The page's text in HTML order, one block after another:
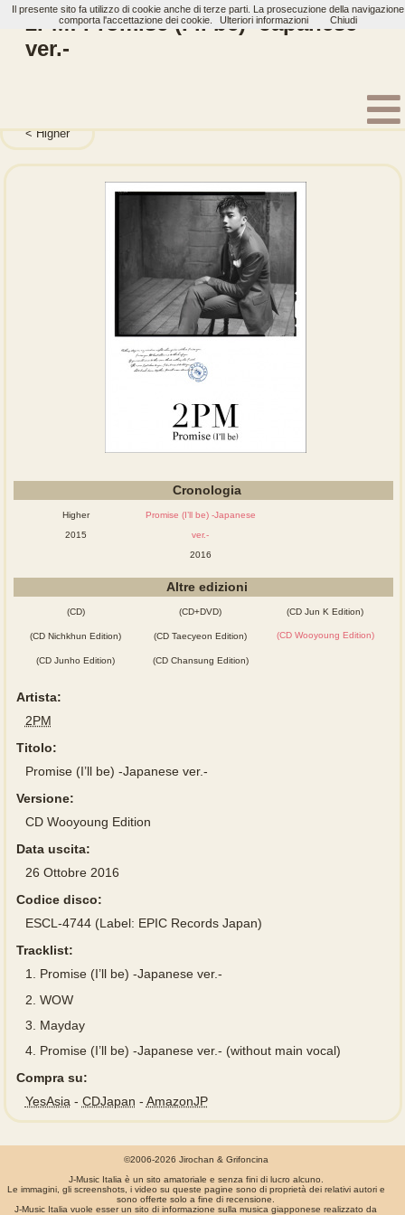
2PM: Promise (I’ll be) -Japanese
ver.-
Higher
Cronologia
Higher
2015
Promise (I’ll be) -Japanese
ver.-
2016
Altre edizioni
(CD) (CD+DVD) (CD Jun K Edition)
(CD Nichkhun Edition) (CD Taecyeon Edition) (CD Wooyoung Edition)
(CD Junho Edition) (CD Chansung Edition)
Artista:
2PM
Titolo:
Promise (I’ll be) -Japanese ver.-
Versione:
CD Wooyoung Edition
Data uscita:
26 Ottobre 2016
Codice disco:
ESCL-4744 (Label: EPIC Records Japan)
Tracklist:
1.
Promise (I’ll be) -Japanese ver.-
2. WOW
3.
Mayday
4. Promise (I’ll be) -Japanese ver.- (without main vocal)
Compra su:
YesAsia- CDJapan - AmazonJP
©2006-2026 Jirochan & Grifoncina
J-Music Italia è un sito amatoriale e senza fini di lucro alcuno.
Le immagini, gli screenshots, i video su queste pagine sono di proprietà dei relativi autori e
sono offerte solo a fine di recensione.
J-Music Italia vuole esser un sito di informazione sulla musica giapponese realizzato da
Il presente sito fa utilizzo di cookie anche di terze parti. La prosecuzione della navigazione
comporta l'accettazione dei cookie.
Ulteriori informazioni Chiudi